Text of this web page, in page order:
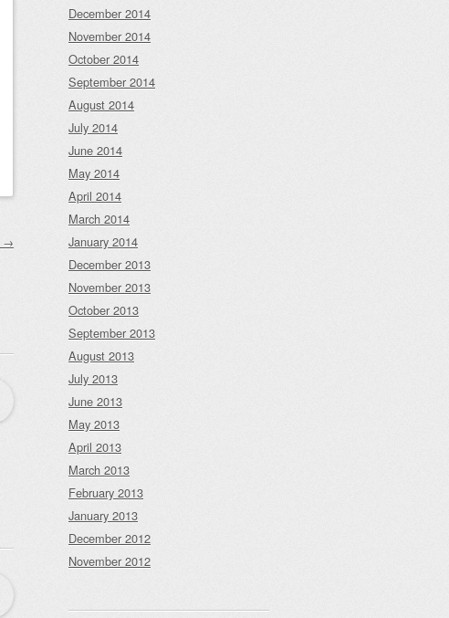
→
December 2014
November 2014
October 2014
September 2014
August 2014
July 2014
June 2014
May 2014
April 2014
March 2014
January 2014
December 2013
November 2013
October 2013
September 2013
August 2013
July 2013
June 2013
May 2013
April 2013
March 2013
February 2013
January 2013
December 2012
November 2012